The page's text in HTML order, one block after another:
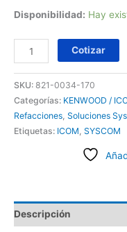
Disponibilidad: Hay
Cotizar
SKU: 821-0034-170
Categorías: KENWOOD /
Refacciones, Soluciones
Etiquetas: ICOM, SYSCOM
Descripción